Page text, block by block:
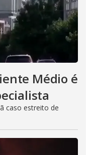
Médio é
caso estreito de